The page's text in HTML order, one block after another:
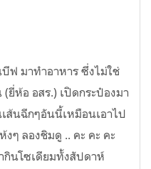
บีฟ มาทำอาหาร ซึ่งไม่ใช่
ห้อ อสร.) เปิดกระป๋องมา
ส้นฉีกๆอันนี้เหมือนเอาไป
ๆ ลองชิมดู .. คะ คะ คะ
กินโซเดียมทั้งสัปดาห์